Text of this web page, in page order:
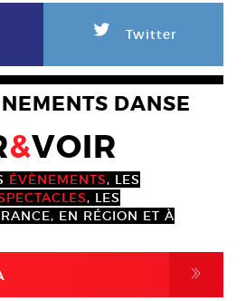
L Twitter
DANSE
&VOIR
ÉVÈNEMENTS, LES
, LES
EN RÉGION ET À
,